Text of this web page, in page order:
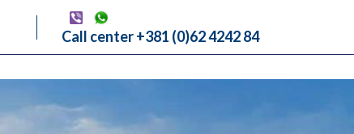
Call center +381 (0)62 4242 84